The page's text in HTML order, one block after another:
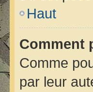
Haut
Comment
Comme
par leur